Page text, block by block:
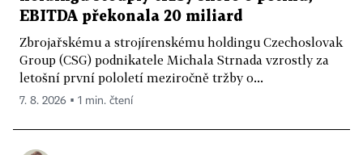
EBITDA překonala 20 miliard
Zbrojařskému a strojírenskému holdingu Czechoslovak
Group (CSG) podnikatele Michala Strnada vzrostly za
letošní první pololetí meziročně tržby o...
7. 8. 2026 ▪ 1 min. čtení